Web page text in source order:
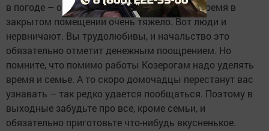
в погоде – она так хороша, что проводить время в
закрытом помещении очень тяжело. Вот люди и
нервничают. Вы трудолюбивы, и начальство это
обязательно отметит денежным поощрением. Но
помните, что помимо работы Козерогам надо уделять
время и семье. А то скоро домочадцы перестанут вас
узнавать – так редко удается пообщаться. Поэтому в
выходные забудьте про все, кроме семьи, и
обязательно приготовьте что-нибудь вкусненькое.